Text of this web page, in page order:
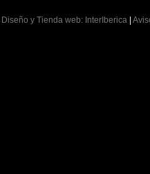
Diseño y Tienda web: InterIberica|